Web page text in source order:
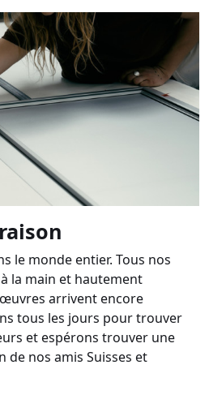
le monde entier. Tous nos
la main et hautement
arrivent encore
tous les jours pour trouver
et espérons trouver une
nos amis Suisses et